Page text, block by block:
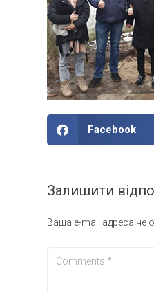
Facebook
Залишити
Ваша e-mail адреса не